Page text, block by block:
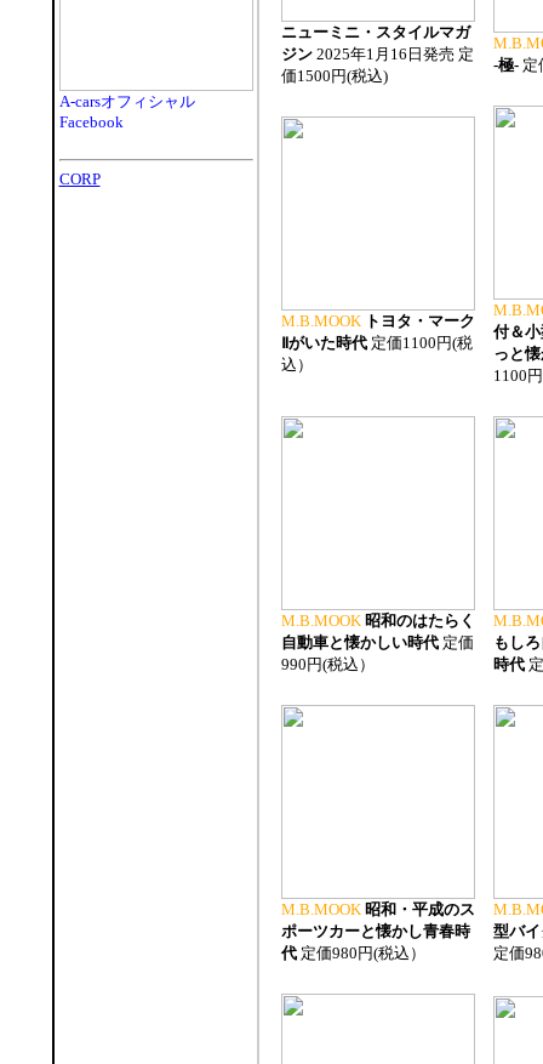
A-carsオフィシャル
Facebook
CORP
ニューミニ・スタイルマガ
ジン2025年1月16日発売 定
価1500円(税込)
-極-定
M.B.MOOK トヨタ・マーク
Ⅱがいた時代定価1100円(税
込）
付＆
っと
1100
M.B.MOOK 昭和のはたらく
自動車と懐かしい時代定価
990円(税込）
もし
時代
M.B.MOOK 昭和・平成のス
ポーツカーと懐かし青春時
代定価980円(税込）
型バ
定価